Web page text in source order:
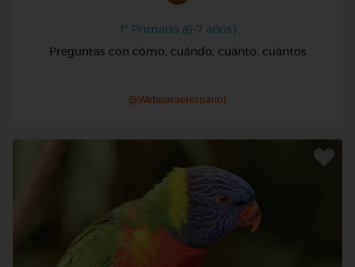
1º Primaria (6-7 años)
Preguntas con cómo, cuándo, cuánto, cuántos
@Webparaelespanol